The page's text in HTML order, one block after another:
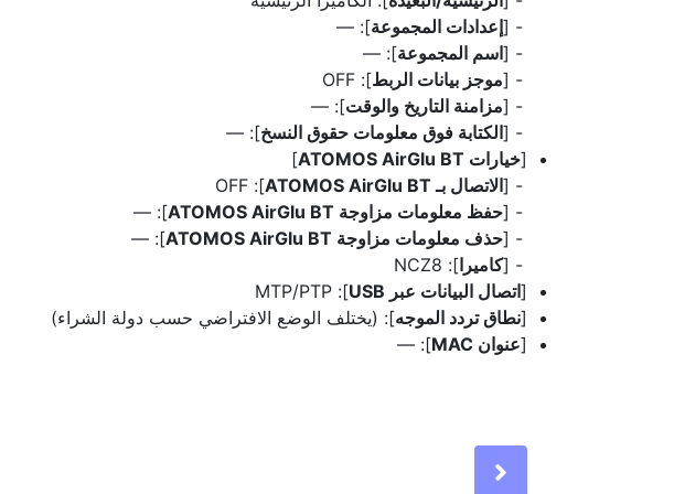
[إعدادات المجموعة]: —
[اسم المجموعة]: —
[موجز بيانات الربط]: OFF
[مزامنة التاريخ والوقت]: —
[الكتابة فوق معلومات حقوق النسخ]: —
[خيارات ATOMOS AirGlu BT
]
[الاتصال بـ ATOMOS AirGlu BT
]: OFF
[حفظ معلومات مزاوجة ATOMOS AirGlu BT
]: —
[حذف معلومات مزاوجة ATOMOS AirGlu BT
]: —
[كاميرا]: NCZ8
[اتصال البيانات عبر USB
]: MTP/PTP
[نطاق تردد الموجه]: (يختلف الوضع الافتراضي حسب دولة الشراء)
[عنوان MAC ]: —